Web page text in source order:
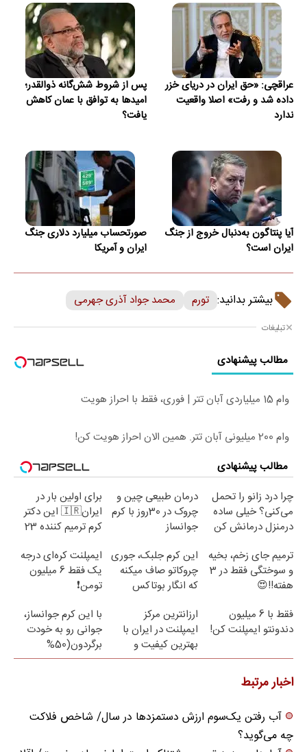
عراقچی: «حق ایران در دریای خزر
داده شد و رفت» اصلا واقعیت
ندارد
پس از شروط شش‌گانه ذوالقدر؛
امیدها به توافق با عمان کاهش
یافت؟
آیا پنتاگون به‌دنبال خروج از جنگ
ایران است؟
صورتحساب میلیارد دلاری جنگ
ایران و آمریکا
بیشتر بدانید: تورم محمد جواد آذری جهرمی
تبلیغات
مطالب پیشنهادی
وام 15 میلیاردی آبان تتر | فوری، فقط با احراز هویت
وام 200 میلیونی آبان تتر. همین الان احراز هویت کن!
مطالب پیشنهادی
چرا درد زانو را تحمل
می‌کنی؟ خیلی ساده
درمنزل درمانش کن
درمان طبیعی چین و
چروک در 30روز با کرم
جوانساز
برای اولین بار در
ایران🇮🇷 این دکتر
کرم ترمیم کننده 23
ترمیم جای زخم، بخیه
و سوختگی فقط در 3
هفته!!😍
این کرم جلبک، جوری
چروکاتو صاف میکنه
که انگار بوتاکس
ایمپلنت کره‌ای درجه
یک فقط 6 میلیون
تومن❗
فقط با 6 میلیون
دندونتو ایمپلنت کن!
ارزانترین مرکز
ایمپلنت در ایران با
بهترین کیفیت و
قیمت
با این کرم جوانساز،
جوانی رو به خودت
برگردون(50%
تخفیف)
اخبار مرتبط
آب رفتن یک‌سوم ارزش دستمزدها در سال/ شاخص فلاکت
چه می‌گوید؟